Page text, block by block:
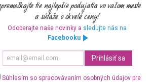
Odoberajte naše novinky a sledujte nás na
Facebooku
Súhlasím so spracovávaním osobných údajov pre